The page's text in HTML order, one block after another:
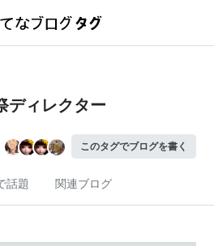
ディレクター
このタグでブログを書く
話題 関連ブログ